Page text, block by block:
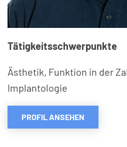
Tätigkeitsschwerpunkte
Ästhetik, Funktion in der
Implantologie
PROFIL ANSEHEN